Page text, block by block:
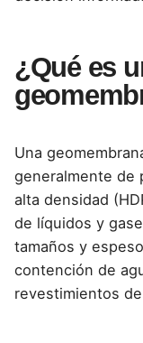
¿Qué es
Una
generalmente de
alta densidad
de líquidos y
tamaños y
contención de
revestimientos